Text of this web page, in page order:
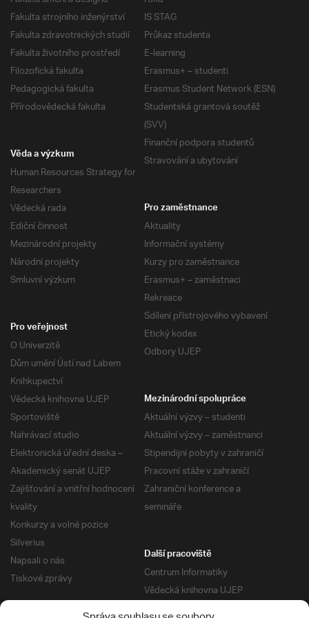
Fakulta strojního inženýrství
Fakulta zdravotnických studií
Fakulta životního prostředí
Filozofická fakulta
Pedagogická fakulta
Přírodovědecká fakulta
IS STAG
Průkaz studenta
E-learning
Erasmus+ – studenti
Erasmus Student Network (ESN)
Studentská grantová soutěž
(SVV)
Finanční podpora studentů
Stravování a ubytování
Věda a výzkum
Human Resources Strategy for
Researchers
Vědecká rada
Ediční činnost
Mezinárodní projekty
Národní projekty
Smluvní výzkum
Pro zaměstnance
Aktuality
Informační systémy
Kurzy pro zaměstnance
Erasmus+ – zaměstnaci
Rekreace
Sdílení přístrojového vybavení
Etický kodex
Odbory UJEP
Pro veřejnost
O Univerzitě
Dům umění Ústí nad Labem
Knihkupectví
Vědecká knihovna UJEP
Sportoviště
Nahrávací studio
Elektronická úřední deska –
Akademický senát UJEP
Zajišťování a vnitřní hodnocení
kvality
Konkurzy a volné pozice
Silverius
Napsali o nás
Tiskové zprávy
Mezinárodní spolupráce
Aktuální výzvy – studenti
Aktuální výzvy – zaměstnanci
Stipendijní pobyty v zahraničí
Pracovní stáže v zahraničí
Zahraniční konference a
semináře
Další pracoviště
Centrum Informatiky
Vědecká knihovna UJEP
Správa kolejí a menz